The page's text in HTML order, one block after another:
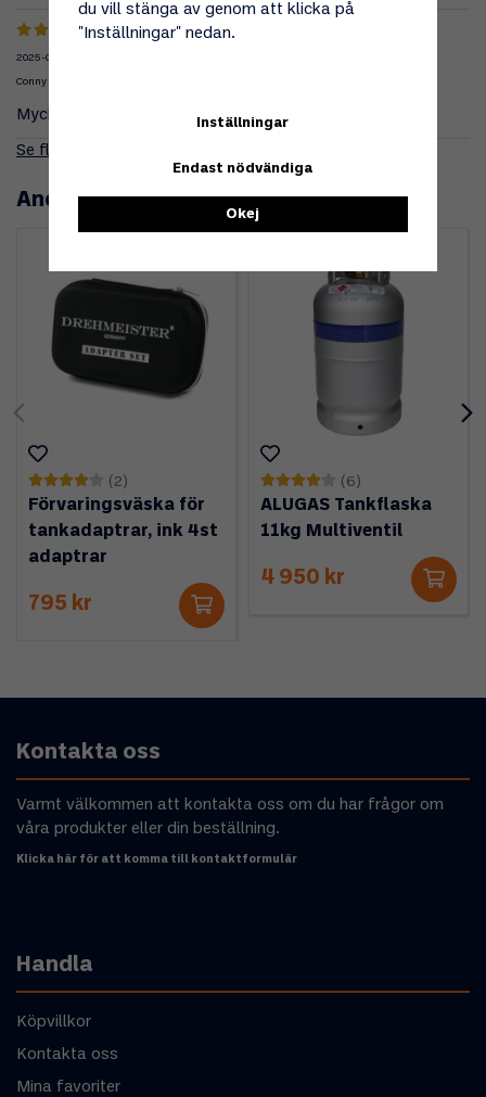
2025-08-01
Conny
Mycket bra.
Se fler recensioner...
Andra köpte även
(2)
Förvaringsväska för
tankadaptrar, ink 4st
adaptrar
795 kr
(6)
ALUGAS Tankflaska
11kg Multiventil
4 950 kr
Kontakta oss
Varmt välkommen att kontakta oss om du har frågor om
våra produkter eller din beställning.
Klicka här för att komma till kontaktformulär
Handla
Köpvillkor
Kontakta oss
Mina favoriter
du vill stänga av genom att klicka på
"Inställningar" nedan.
Inställningar
Endast nödvändiga
Okej